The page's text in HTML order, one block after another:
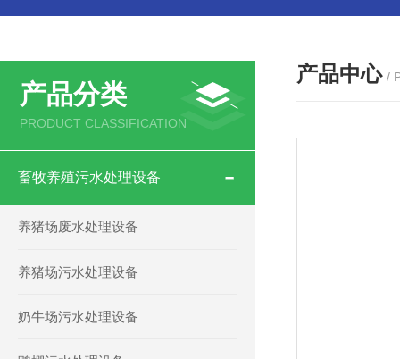
产品分类
PRODUCT CLASSIFICATION
畜牧养殖污水处理设备
养猪场废水处理设备
养猪场污水处理设备
奶牛场污水处理设备
产品中心 /